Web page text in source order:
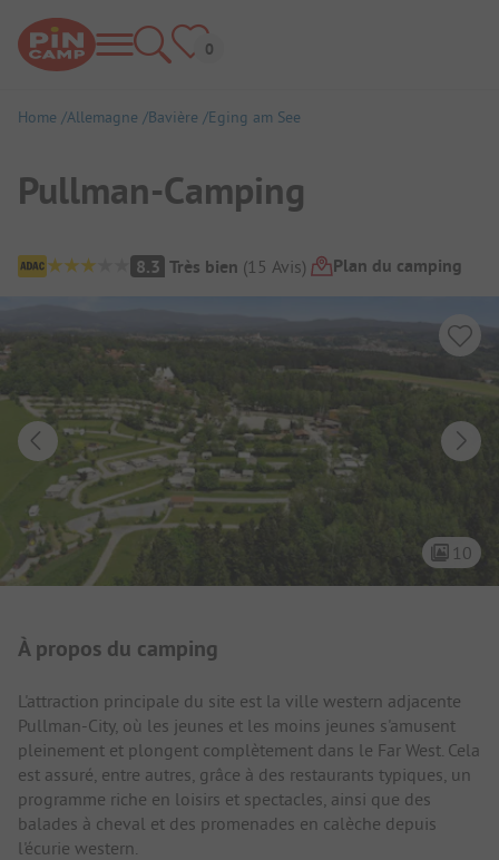
Home Allemagne Bavière Eging am See
Pullman-Camping
Aperçu du camping
8.3 Très bien (15 Avis) Plan du camping
10
Présentation du camping
À propos du camping
L'attraction principale du site est la ville western adjacente
Pullman-City, où les jeunes et les moins jeunes s'amusent
pleinement et plongent complètement dans le Far West. Cela
est assuré, entre autres, grâce à des restaurants typiques, un
programme riche en loisirs et spectacles, ainsi que des
balades à cheval et des promenades en calèche depuis
l'écurie western.